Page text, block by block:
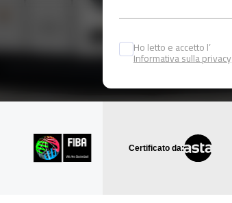
Ho letto e accetto l’
Informativa sulla privacy
Certificato da: